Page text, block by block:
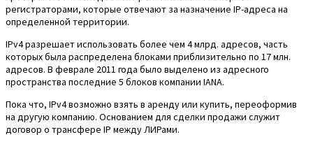
регистраторами, которые отвечают за назначение IP-адреса на
определенной территории.
IPv4 разрешает использовать более чем 4 млрд. адресов, часть
которых была распределена блоками приблизительно по 17 млн.
адресов. В феврале 2011 года было выделено из адресного
пространства последние 5 блоков компании IANA.
Пока что, IPv4 возможно взять в аренду или купить, переоформив
на другую компанию. Основанием для сделки продажи служит
договор о трансфере IP между ЛИРами.